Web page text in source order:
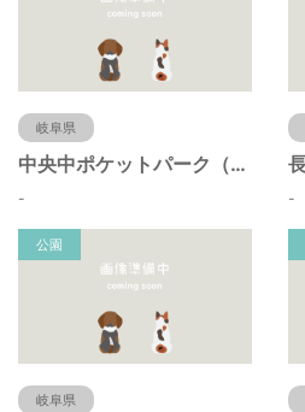
岐阜県
中央中ポケットパーク（岐阜県羽島市）
- -
公園
岐阜県